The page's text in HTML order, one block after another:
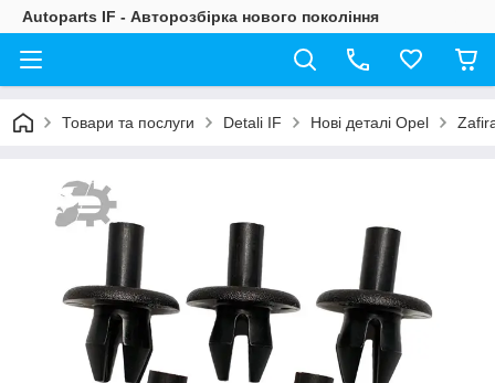
Autoparts IF - Авторозбірка нового покоління
Товари та послуги Detali IF Нові деталі Opel